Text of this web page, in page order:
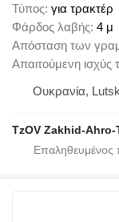
Τύπος για τρακτέρ
Φάρδος λαβής 4 μ
Απόσταση των
Απαιτούμενη ισχύς
Ουκρανία, Lutsk
TzOV Zakhid-